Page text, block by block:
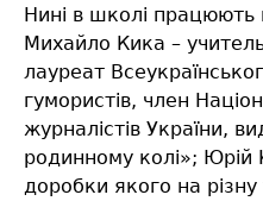
Нині в школі
Михайло Кика –
лауреат
гумористів, член
журналістів України,
родинному колі»; Юрій
доробки якого на